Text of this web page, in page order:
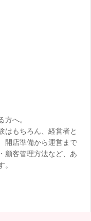
方へ。
はもちろん、経営者と
開店準備から運営まで
顧客管理方法など、あ
。